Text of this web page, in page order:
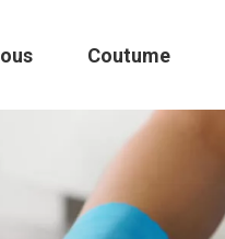
Coutume